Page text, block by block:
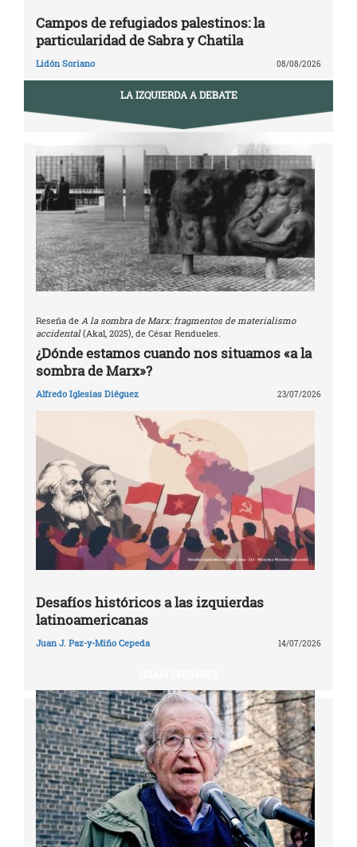
Campos de refugiados palestinos: la
particularidad de Sabra y Chatila
Lidón Soriano 08/08/2026
LA IZQUIERDA A DEBATE
Reseña de A la sombra de Marx: fragmentos de materialismo
accidental(Akal, 2025), de César Rendueles.
¿Dónde estamos cuando nos situamos «a la
sombra de Marx»?
Alfredo Iglesias Diéguez 23/07/2026
Desafíos históricos a las izquierdas
latinoamericanas
Juan J. Paz-y-Miño Cepeda 14/07/2026